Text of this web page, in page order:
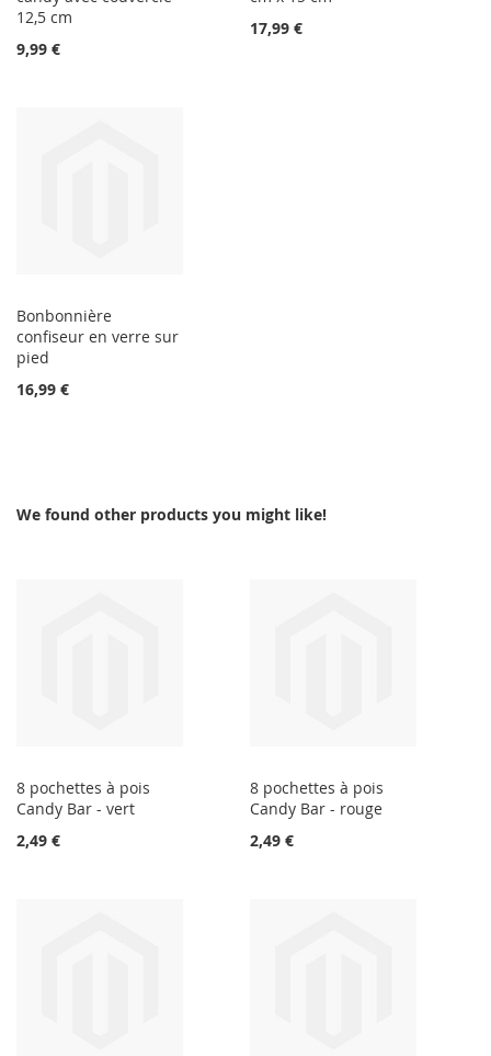
12,5 cm
9,99 €
17,99 €
Bonbonnière
confiseur en verre sur
pied
16,99 €
We found other products you might like!
8 pochettes à pois
Candy Bar - vert
2,49 €
8 pochettes à pois
Candy Bar - rouge
2,49 €